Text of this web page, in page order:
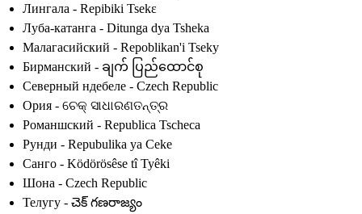
Лингала - Repibiki Tsekɛ
Луба-катанга - Ditunga dya Tsheka
Малагасийский - Repoblikan'i Tseky
Бирманский - ချက် ပြည်ထောင်စု
Северный ндебеле - Czech Republic
Ория - ଚେକ୍ ସାଧାରଣତନ୍ତ୍ର
Романшский - Republica Tscheca
Рунди - Repubulika ya Ceke
Санго - Ködörösêse tî Tyêki
Шона - Czech Republic
Телугу - చెక్ గణరాజ్యం